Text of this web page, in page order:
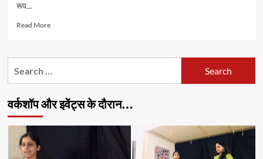
रूप...
Read MoreRead
14
में
अंग्रेज़ो
को
वर्कशॉप और इवेंट्स के दौरान…